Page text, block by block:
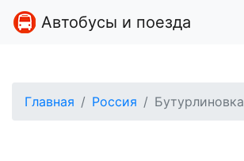
Автобусы и поезда
Главная Россия Бутурлиновка